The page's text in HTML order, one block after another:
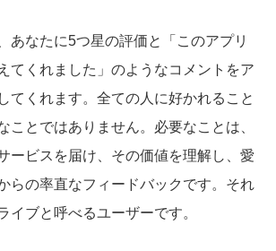
あなたに5つ星の評価と「このアプリ
てくれました」のようなコメントをア
てくれます。全ての人に好かれること
ことではありません。必要なことは、
ービスを届け、その価値を理解し、愛
らの率直なフィードバックです。それ
イブと呼べるユーザーです。